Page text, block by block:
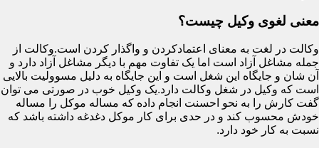
معنی لغوی وکیل چیست؟
وکالت در لغت به معنای اعتمادکردن و واگذار کردن است.وکالت از
جمله مشاغل آزاد است اما یک تفاوت مهم با دیگر مشاغل آزاد دارد و
آن شان و جایگاه این شغل است و این جایگاه به دلیل مسوولیت بالایی
است که وکیل در شغل وکالت دارد.یک وکیل خوب در صورتی می توان
گفت کارش را به نحو احسنت انجام داده که مساله موکل را مساله
خودش محسوب کند و در حدی برای کار موکل دغدغه داشته باشد که
نسبت به کار خود دارد.